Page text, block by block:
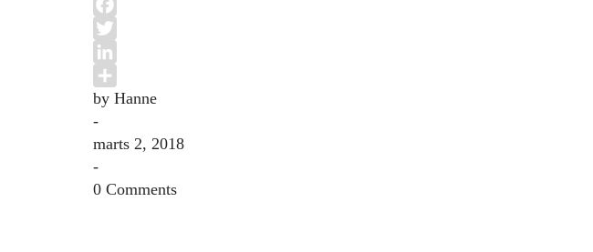
Facebook
Twitter
LinkedIn
Share
by Hanne
-
marts 2, 2018
-
0 Comments